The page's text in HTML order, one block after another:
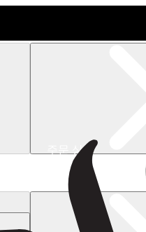
주문 상태